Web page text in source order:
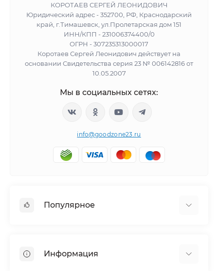
КОРОТАЕВ СЕРГЕЙ ЛЕОНИДОВИЧ
Юридический адрес - 352700, РФ, Краснодарский
край, г.Тимашевск, ул.Пролетарская дом 151
ИНН/КПП - 231006374400/0
ОГРН - 307235313000017
Коротаев Сергей Леонидович действует на
основании Свидетельства серия 23 № 006142816 от
10.05.2007
Мы в социальных сетях:
info@goodzone23.ru
Популярное
Сушильные машины
Информация